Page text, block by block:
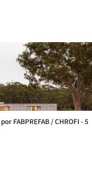
FABPREFAB / CHROFI - 5